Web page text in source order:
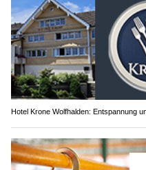
Hotel Krone Wolfhalden: Entspannung